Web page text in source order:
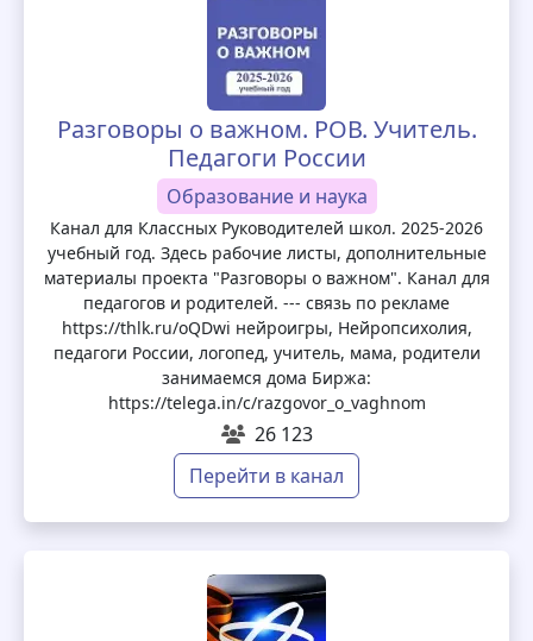
Разговоры о важном. РОВ. Учитель.
Педагоги России
Образование и наука
Канал для Классных Руководителей школ. 2025-2026
учебный год. Здесь рабочие листы, дополнительные
материалы проекта "Разговоры о важном". Канал для
педагогов и родителей. --- связь по рекламе
https://thlk.ru/oQDwi нейроигры, Нейропсихолия,
педагоги России, логопед, учитель, мама, родители
занимаемся дома Биржа:
https://telega.in/c/razgovor_o_vaghnom
26 123
Перейти в канал